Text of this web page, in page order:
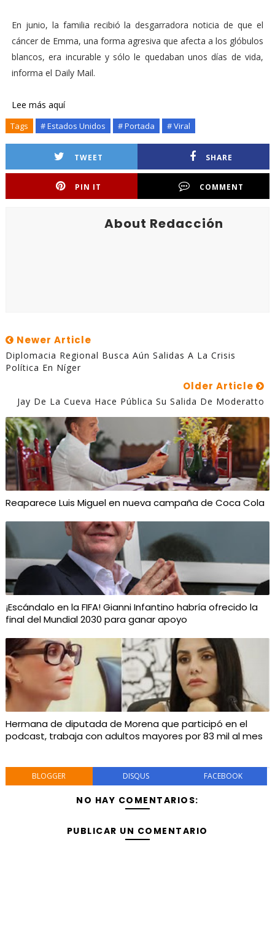
En junio, la familia recibió la desgarradora noticia de que el
cáncer de Emma, una forma agresiva que afecta a los glóbulos
blancos, era incurable y sólo le quedaban unos días de vida,
informa el Daily Mail.
Lee más aquí
Tags # Estados Unidos # Portada # Viral
TWEET SHARE
PIN IT COMMENT
About Redacción
Newer Article
Diplomacia Regional Busca Aún Salidas A La Crisis
Política En Níger
Older Article
Jay De La Cueva Hace Pública Su Salida De Moderatto
Reaparece Luis Miguel en nueva campaña de Coca Cola
¡Escándalo en la FIFA! Gianni Infantino habría ofrecido la
final del Mundial 2030 para ganar apoyo
Hermana de diputada de Morena que participó en el
podcast, trabaja con adultos mayores por 83 mil al mes
BLOGGER DISQUS FACEBOOK
NO HAY COMENTARIOS:
PUBLICAR UN COMENTARIO